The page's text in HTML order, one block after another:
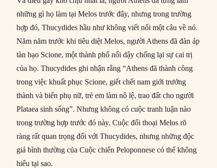
những gì họ làm tại Melos trước đây, nhưng trong trường
hợp đó, Thucydides hầu như không viết nổi một câu về nó.
Năm năm trước khi tiêu diệt Melos, người Athens đã đàn áp
tàn bạo Scione, một thành phố nổi dậy chống lại sự cai trị
của họ. Thucydides ghi nhận rằng “Athens đã thành công
trong việc khuất phục Scione, giết chết nam giới trưởng
thành và biến phụ nữ, trẻ em làm nô lệ, trao đất cho người
Plataea sinh sống”. Nhưng không có cuộc tranh luận nào
trong trường hợp trước đó này. Cuộc đối thoại Melos rõ
ràng rất quan trọng đối với Thucydides, nhưng những độc
giả bình thường của Cuộc chiến Peloponnese có thể không
hiểu tại sao.